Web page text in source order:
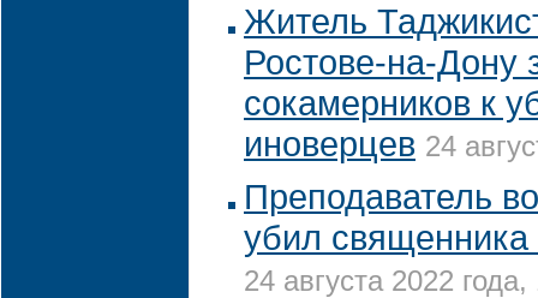
Житель
Ростове-на-Дону
сокамерников к
иноверцев 24
Преподаватель
убил
24 августа 2022 года,